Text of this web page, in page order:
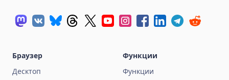
Браузер
Десктоп
Функции
Функции